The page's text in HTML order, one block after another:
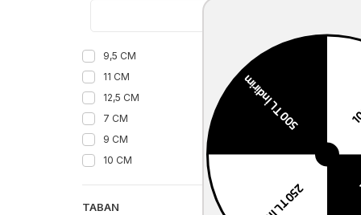
9,5 CM
11 CM
12,5 CM
7 CM
9 CM
10 CM
TABAN